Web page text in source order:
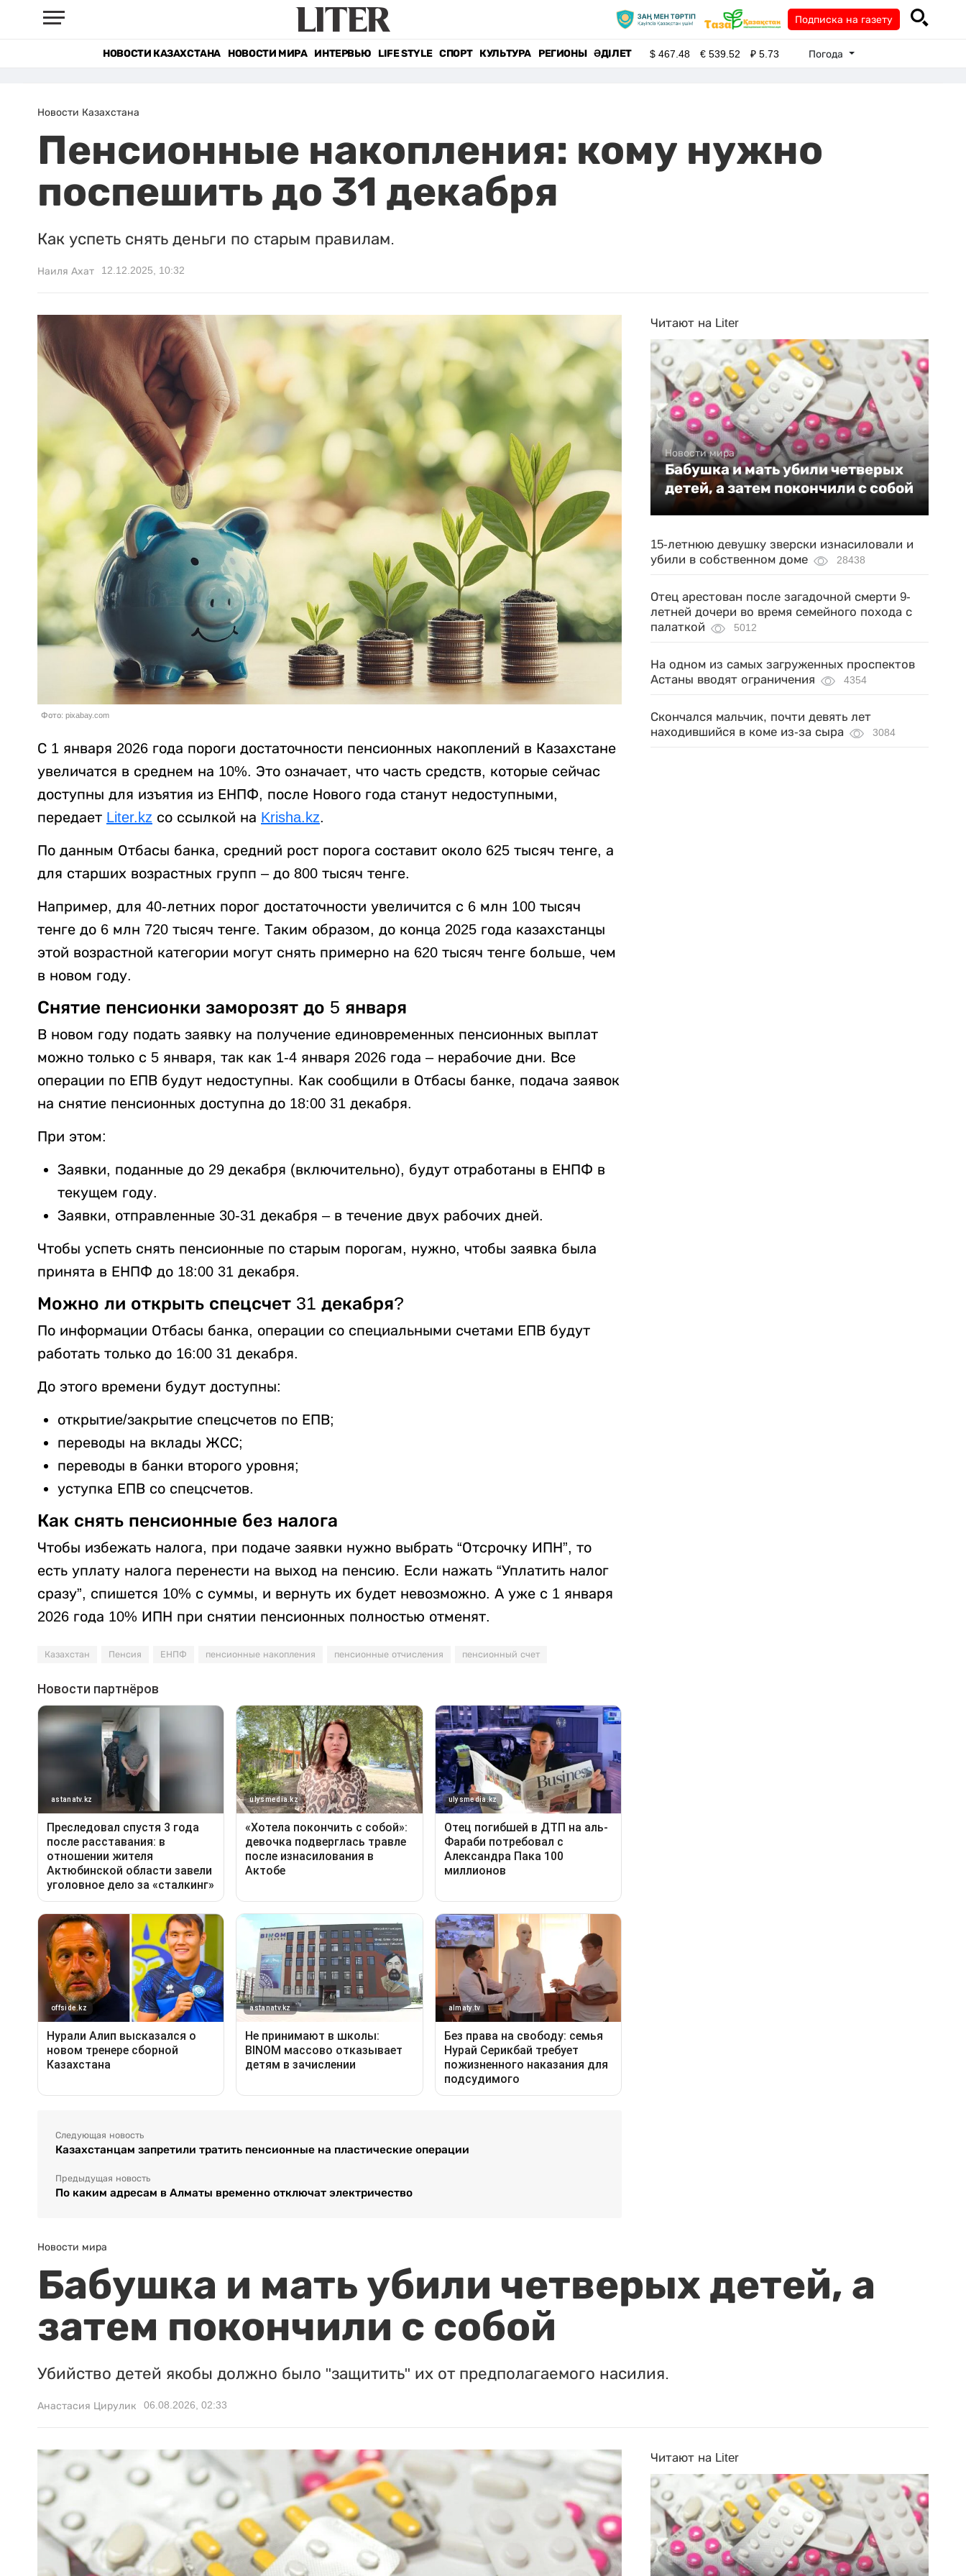
Подписка на газету
НОВОСТИ КАЗАХСТАНА НОВОСТИ МИРА ИНТЕРВЬЮ LIFE STYLE СПОРТ КУЛЬТУРА РЕГИОНЫ ӘДІЛЕТ $467.48 €539.52 ₽5.73 Погода
Новости Казахстана
Пенсионные накопления: кому нужно
поспешить до 31 декабря
Как успеть снять деньги по старым правилам.
Наиля Ахат 12.12.2025, 10:32
Фото: pixabay.com
С 1 января 2026 года пороги достаточности пенсионных накоплений в Казахстане
увеличатся в среднем на 10%. Это означает, что часть средств, которые сейчас
доступны для изъятия из ЕНПФ, после Нового года станут недоступными,
передает Liter.kz со ссылкой на Krisha.kz.
По данным Отбасы банка, средний рост порога составит около 625 тысяч тенге, а
для старших возрастных групп – до 800 тысяч тенге.
Например, для 40-летних порог достаточности увеличится с 6 млн 100 тысяч
тенге до 6 млн 720 тысяч тенге. Таким образом, до конца 2025 года казахстанцы
этой возрастной категории могут снять примерно на 620 тысяч тенге больше, чем
в новом году.
Снятие пенсионки заморозят до 5 января
В новом году подать заявку на получение единовременных пенсионных выплат
можно только с 5 января, так как 1-4 января 2026 года – нерабочие дни. Все
операции по ЕПВ будут недоступны. Как сообщили в Отбасы банке, подача заявок
на снятие пенсионных доступна до 18:00 31 декабря.
При этом:
Заявки, поданные до 29 декабря (включительно), будут отработаны в ЕНПФ в
текущем году.
Заявки, отправленные 30-31 декабря – в течение двух рабочих дней.
Чтобы успеть снять пенсионные по старым порогам, нужно, чтобы заявка была
принята в ЕНПФ до 18:00 31 декабря.
Можно ли открыть спецсчет 31 декабря?
По информации Отбасы банка, операции со специальными счетами ЕПВ будут
работать только до 16:00 31 декабря.
До этого времени будут доступны:
открытие/закрытие спецсчетов по ЕПВ;
переводы на вклады ЖСС;
переводы в банки второго уровня;
уступка ЕПВ со спецсчетов.
Как снять пенсионные без налога
Чтобы избежать налога, при подаче заявки нужно выбрать “Отсрочку ИПН”, то
есть уплату налога перенести на выход на пенсию. Если нажать “Уплатить налог
сразу”, спишется 10% с суммы, и вернуть их будет невозможно. А уже с 1 января
2026 года 10% ИПН при снятии пенсионных полностью отменят.
Казахстан Пенсия ЕНПФ пенсионные накопления пенсионные отчисления пенсионный счет
Следующая новость
Казахстанцам запретили тратить пенсионные на пластические операции
Предыдущая новость
По каким адресам в Алматы временно отключат электричество
Читают на Liter
Новости мира
Бабушка и мать убили четверых
детей, а затем покончили с собой
15-летнюю девушку зверски изнасиловали и
убили в собственном доме
28438
Отец арестован после загадочной смерти 9-
летней дочери во время семейного похода с
палаткой
5012
На одном из самых загруженных проспектов
Астаны вводят ограничения
4354
Скончался мальчик, почти девять лет
находившийся в коме из-за сыра
3084
Новости мира
Бабушка и мать убили четверых детей, а
затем покончили с собой
Убийство детей якобы должно было "защитить" их от предполагаемого насилия.
Анастасия Цирулик 06.08.2026, 02:33
Читают на Liter